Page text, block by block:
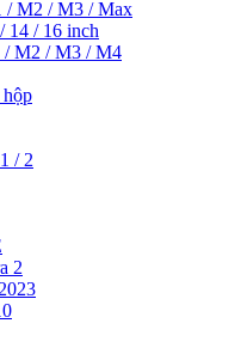
/ M2 / M3 / Max
14 / 16 inch
M2 / M3 / M4
/ 2
2